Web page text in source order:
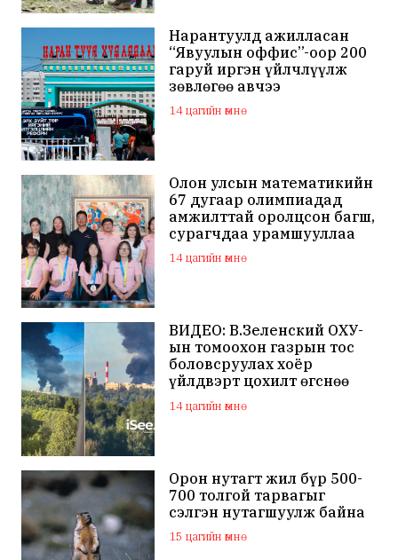
Нарантуулд ажилласан
“Явуулын оффис”-оор 200
гаруй иргэн үйлчлүүлж
зөвлөгөө авчээ
14 цагийн өмнө
Олон улсын математикийн
67 дугаар олимпиадад
амжилттай оролцсон багш,
сурагчдаа урамшууллаа
14 цагийн өмнө
ВИДЕО: В.Зеленский ОХУ-
ын томоохон газрын тос
боловсруулах хоёр
үйлдвэрт цохилт өгснөө
мэдэгдлээ
14 цагийн өмнө
Орон нутагт жил бүр 500-
700 толгой тарвагыг
сэлгэн нутагшуулж байна
15 цагийн өмнө